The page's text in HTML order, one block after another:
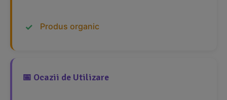
Produs organic
📅 Ocazii de Utilizare